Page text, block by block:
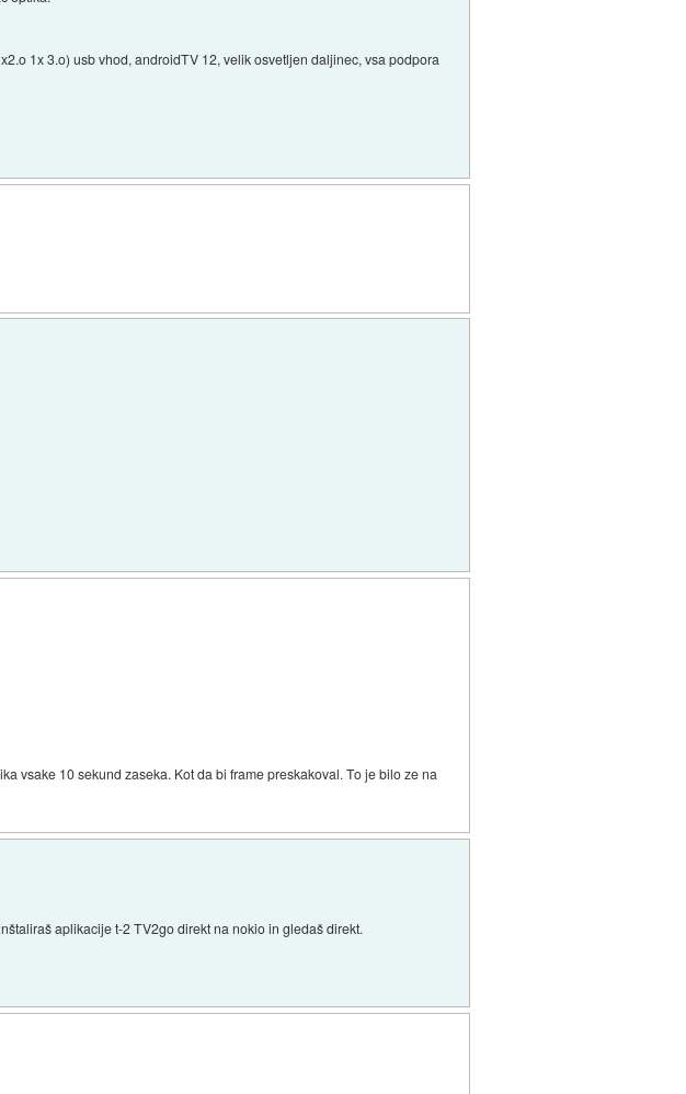
1x 3.o) usb vhod, androidTV 12, velik osvetljen daljinec, vsa podpora
vsake 10 sekund zaseka. Kot da bi frame preskakoval. To je bilo ze na
aplikacije t-2 TV2go direkt na nokio in gledaš direkt.